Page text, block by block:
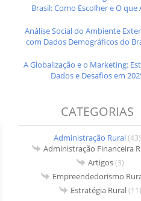
Brasil: Como Escolher e O que
Análise Social do Ambiente
com Dados Demográficos do
A Globalização e o Marketing:
Dados e Desafios em
CATEGORIAS
Administração Rural(43)
Administração Financeira
Artigos(3)
Empreendedorismo
Estratégia Rural(11)